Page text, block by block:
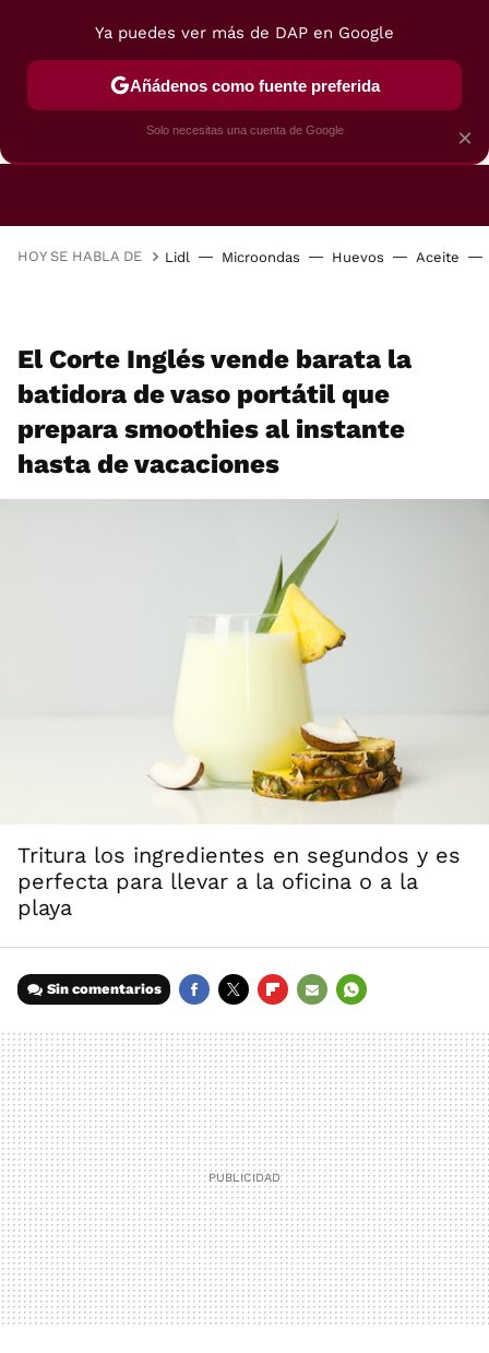
FREIDORAS DE AIRE GUÍAS DE
HOY SE HABLA DE Lidl Microondas Huevos Aceite
El Corte Inglés vende barata la
batidora de vaso portátil que
prepara smoothies al instante
hasta de vacaciones
Tritura los ingredientes en segundos y es
perfecta para llevar a la oficina o a la
playa
Sin comentarios
MAIL
×
Ya puedes ver más de DAP en Google
Añádenos como fuente preferida
Solo necesitas una cuenta de Google